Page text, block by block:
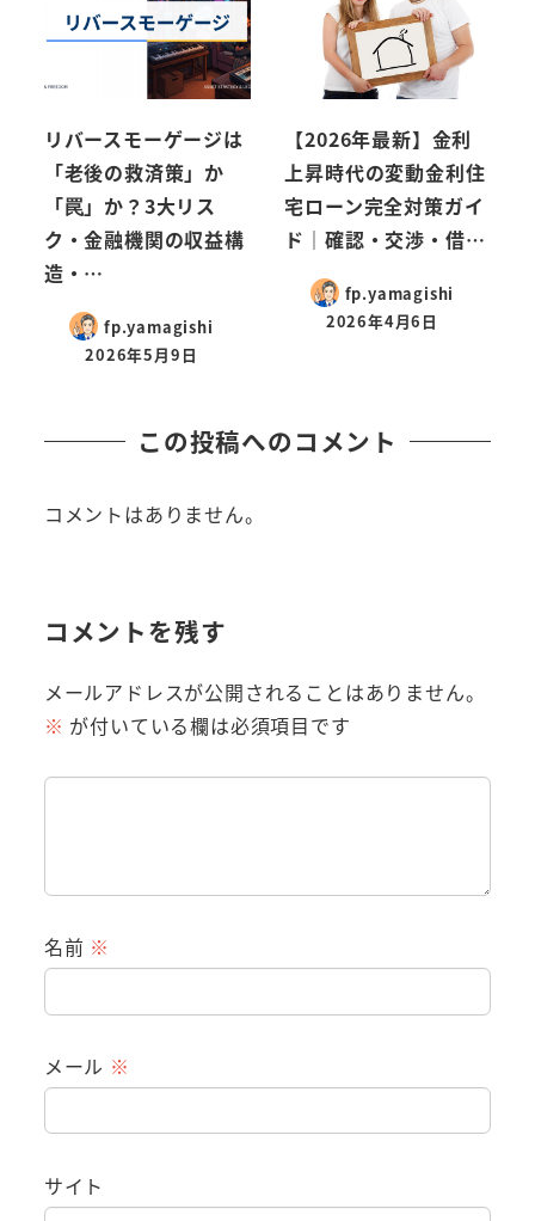
リバースモーゲージは
「老後の救済策」か
「罠」か？3大リス
ク・金融機関の収益構
造・…
fp.yamagishi
2026年5月9日
【2026年最新】金利
上昇時代の変動金利住
宅ローン完全対策ガイ
ド｜確認・交渉・借…
fp.yamagishi
2026年4月6日
この投稿へのコメント
コメントはありません。
コメントを残す
メールアドレスが公開されることはありません。
※ が付いている欄は必須項目です
名前 ※
メール ※
サイト